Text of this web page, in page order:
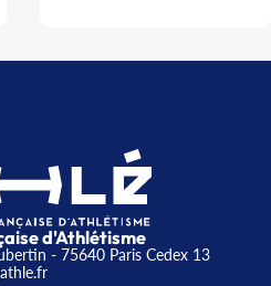
d'Athlétisme
- 75640 Paris Cedex 13